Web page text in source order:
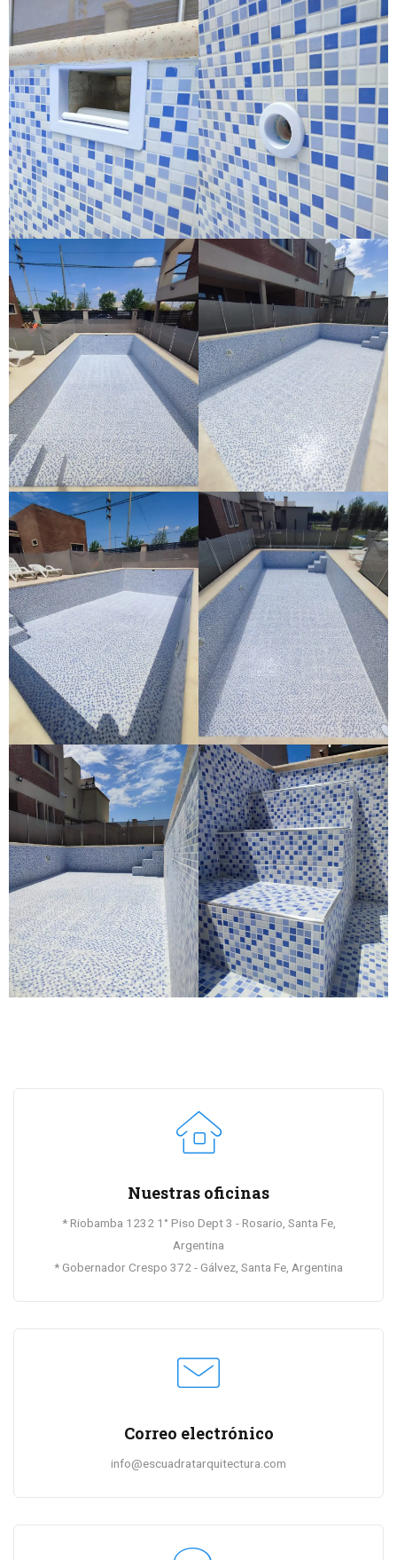
Nuestras oficinas
* Riobamba 1232 1° Piso Dept 3 - Rosario, Santa Fe,
Argentina
* Gobernador Crespo 372 - Gálvez, Santa Fe, Argentina
Correo electrónico
info@escuadratarquitectura.com